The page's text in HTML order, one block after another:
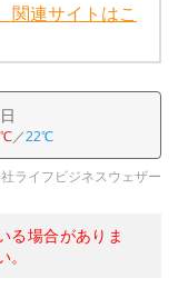
関連サイトはこ
／22℃
ライフビジネスウェザー
る場合がありま